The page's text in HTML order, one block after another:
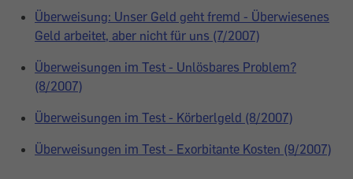
Überweisung: Unser Geld geht fremd - Überwiesenes
Geld arbeitet, aber nicht für uns (7/2007)
Überweisungen im Test - Unlösbares Problem?
(8/2007)
Überweisungen im Test - Körberlgeld (8/2007)
Überweisungen im Test - Exorbitante Kosten (9/2007)